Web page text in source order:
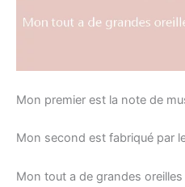
Mon premier est la note de
Mon second est fabriqué par
Mon tout a de grandes oreilles